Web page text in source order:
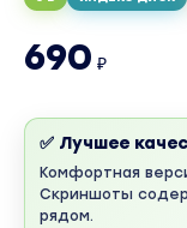
690 ₽
✅ Лучшее
Комфортная
Скриншоты
рядом.